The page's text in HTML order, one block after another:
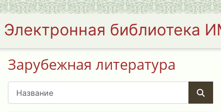
Электронная библиотека
Зарубежная литература